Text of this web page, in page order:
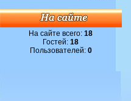
На сайте всего:18
Гостей:18
Пользователей: 0